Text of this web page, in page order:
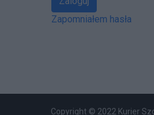
Zapomniałem hasła
Copyright © 2022 Kurier